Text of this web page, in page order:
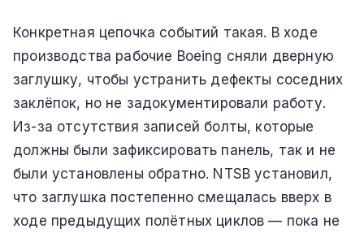
Конкретная цепочка событий такая. В ходе
производства рабочие Boeing сняли дверную
заглушку, чтобы устранить дефекты соседних
заклёпок, но не задокументировали работу.
Из-за отсутствия записей болты, которые
должны были зафиксировать панель, так и не
были установлены обратно. NTSB установил,
что заглушка постепенно смещалась вверх в
ходе предыдущих полётных циклов — пока не